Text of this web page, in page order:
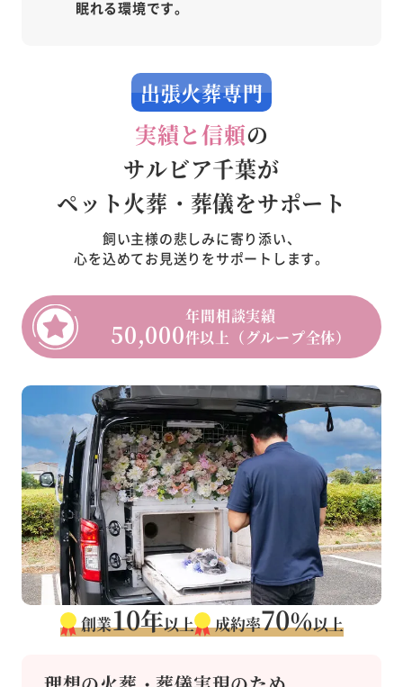
眠れる環境です。
出張火葬専門
実績と信頼の
サルビア千葉が
ペット火葬・葬儀をサポート
飼い主様の悲しみに寄り添い、
心を込めてお見送りをサポートします。
年間相談実績
50,000件以上（グループ全体）
創業10年以上 成約率70％以上